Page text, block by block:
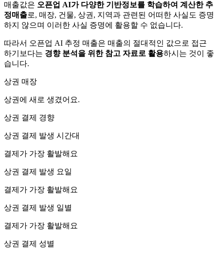
매출값은 오픈업 AI가 다양한 기반정보를 학습하여 계산한 추
정매출로, 매장, 건물, 상권, 지역과 관련된 어떠한 사실도 증명
하지 않으며 이러한 사실 증명에 활용할 수 없습니다.
따라서 오픈업 AI 추정 매출은 매출의 절대적인 값으로 접근
하기보다는 경향 분석을 위한 참고 자료로 활용하시는 것이 좋
습니다.
상권 매장
상권에 새로 생겼어요.
상권 결제 경향
상권 결제 발생 시간대
결제가 가장 활발해요
상권 결제 발생 요일
결제가 가장 활발해요
상권 결제 발생 일별
결제가 가장 활발해요
상권 결제 성별